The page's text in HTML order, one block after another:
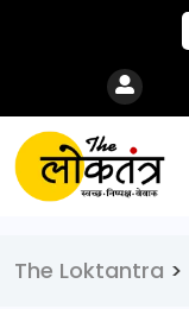
The Loktantra >